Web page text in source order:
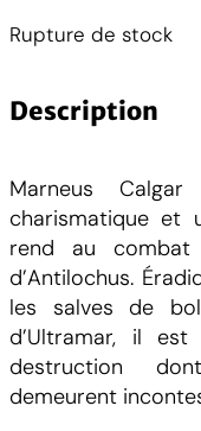
Rupture de stock
Description
Marneus
charismatique et
rend au combat
d’Antilochus.
les salves de
d’Ultramar, il
destruction
demeurent